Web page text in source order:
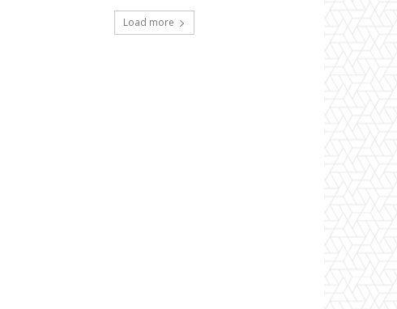
Load more